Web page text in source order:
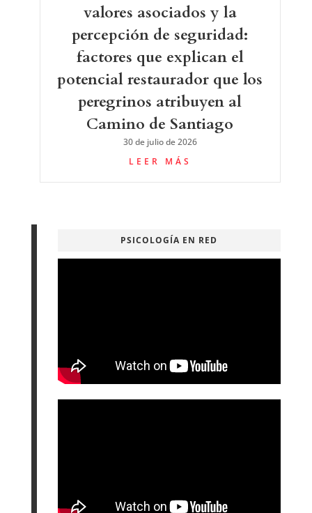
valores asociados y la
percepción de seguridad:
factores que explican el
potencial restaurador que los
peregrinos atribuyen al
Camino de Santiago
30 de julio de 2026
LEER MÁS
PSICOLOGÍA EN RED